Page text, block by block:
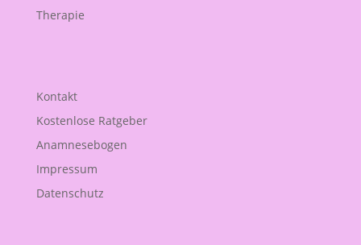
Therapie
Kontakt
Kostenlose Ratgeber
Anamnesebogen
Impressum
Datenschutz